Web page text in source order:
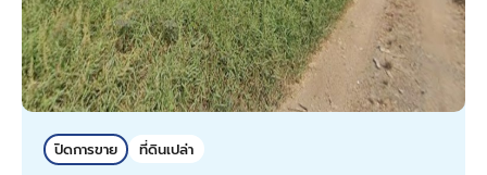
ปิดการขาย ที่ดินเปล่า